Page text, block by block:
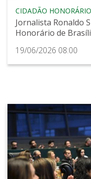
CIDADÃO HONORÁRIO
Jornalista Ronaldo
Honorário de
19/06/2026 08:00